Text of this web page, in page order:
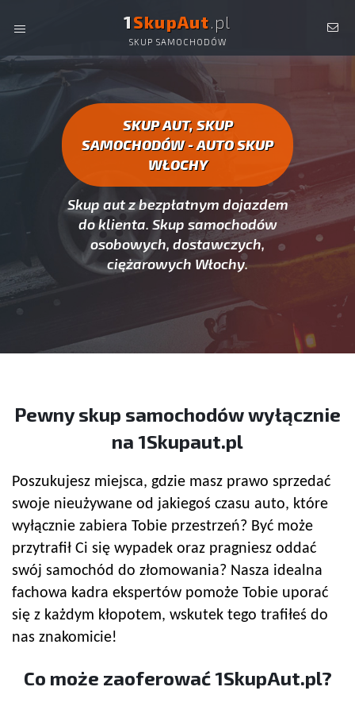
1SkupAut.pl
SKUP SAMOCHODÓW
AUTO SKUP WŁOCHY -
SAMOCHODÓW WŁOCHY
SKUP AUT, SKUP
SAMOCHODÓW - AUTO SKUP
WŁOCHY
Skup aut z bezpłatnym dojazdem
do klienta. Skup samochodów
osobowych, dostawczych,
ciężarowych Włochy.
Pewnyskup samochodówwyłącznie
na 1Skupaut.pl
Poszukujesz miejsca, gdzie masz prawo sprzedać
swoje nieużywane od jakiegoś czasu auto, które
wyłącznie zabiera Tobie przestrzeń? Być może
przytrafił Ci się wypadek oraz pragniesz oddać
swój samochód do złomowania? Nasza idealna
fachowa kadra ekspertów pomoże Tobie uporać
się z każdym kłopotem, wskutek tego trafiłeś do
nas znakomicie!
Co może zaoferować 1SkupAut.pl?